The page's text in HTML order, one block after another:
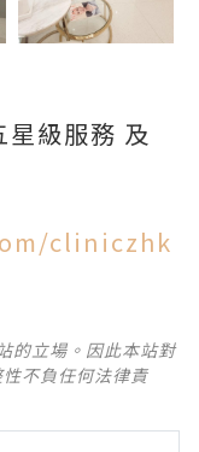
級服務 及
cliniczhk
的立場。因此本站對
不負任何法律責